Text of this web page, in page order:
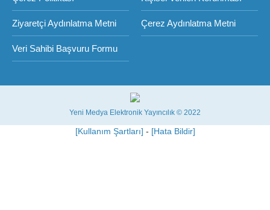
Ziyaretçi Aydınlatma Metni Çerez Aydınlatma Metni
Veri Sahibi Başvuru Formu
Yeni Medya Elektronik Yayıncılık © 2022
[Kullanım Şartları] - [Hata Bildir]